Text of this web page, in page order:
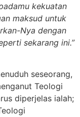
kekuatan
maksud untuk
Nya dengan
sekarang ini.”
seseorang,
Teologi
diperjelas ialah;